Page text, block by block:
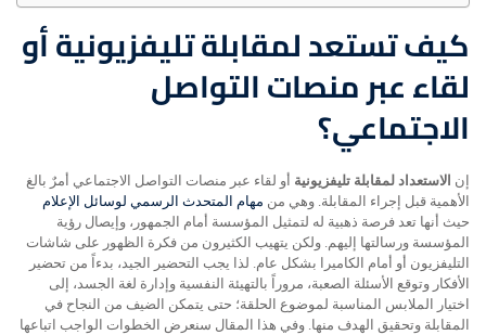
كيف تستعد لمقابلة تليفزيونية أو
لقاء عبر منصات التواصل
الاجتماعي؟
إن الاستعداد لمقابلة تليفزيونية أو لقاء عبر منصات التواصل الاجتماعي أمرٌ بالغ
الأهمية قبل إجراء المقابلة. وهي من مهام المتحدث الرسمي لوسائل الإعلام
حيث أنها تعد فرصة ذهبية له لتمثيل المؤسسة أمام الجمهور، وإيصال رؤية
المؤسسة ورسالتها إليهم. ولكن يتهيب الكثيرون من فكرة الظهور على شاشات
التليفزيون أو أمام الكاميرا بشكل عام. لذا يجب التحضير الجيد، بدءاً من تحضير
الأفكار وتوقع الأسئلة الصعبة، مروراً بالتهيئة النفسية وإدارة لغة الجسد، إلى
اختيار الملابس المناسبة لموضوع الحلقة؛ حتى يتمكن الضيف من النجاح في
المقابلة وتحقيق الهدف منها. وفي هذا المقال سنعرض الخطوات الواجب اتباعها